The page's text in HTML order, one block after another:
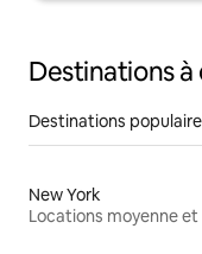
Destinations
Destinations
New York